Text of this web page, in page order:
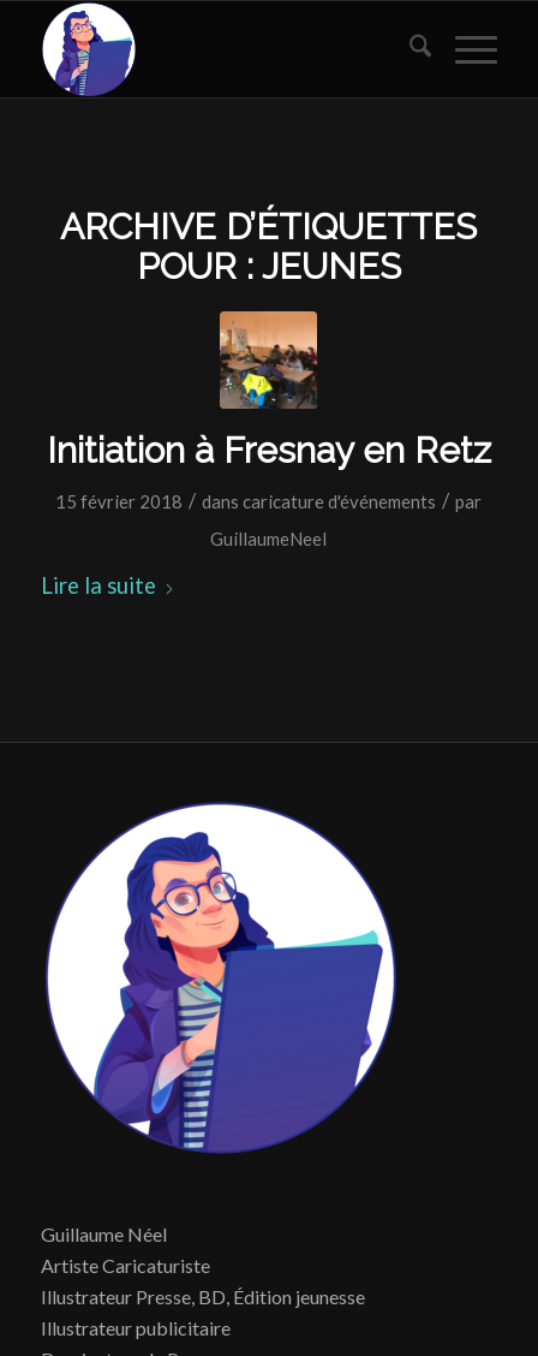
ARCHIVE D’ÉTIQUETTES
POUR : JEUNES
Initiation à Fresnay en Retz
15 février 2018 / danscaricature d'événements / par
GuillaumeNeel
Lire la suite
Guillaume Néel
Artiste Caricaturiste
Illustrateur Presse, BD, Édition jeunesse
Illustrateur publicitaire